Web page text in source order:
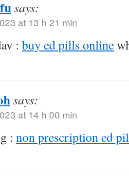
says:
at 13 h 21 min
: buy ed pills online
says:
at 14 h 00 min
: non prescription ed